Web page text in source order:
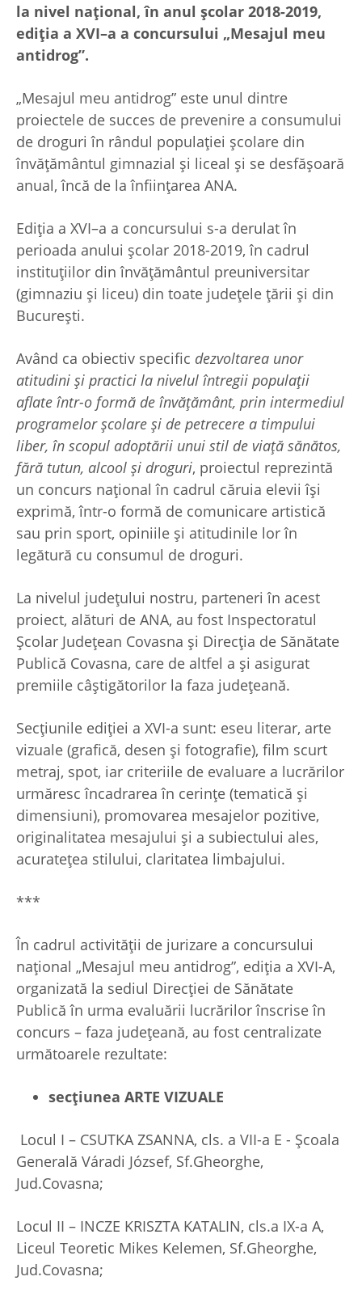
la nivel naţional, în anul școlar 2018-2019,
ediţia a XVI–a a concursului „Mesajul meu
antidrog”.
„Mesajul meu antidrog” este unul dintre
proiectele de succes de prevenire a consumului
de droguri în rândul populaţiei şcolare din
învăţământul gimnazial şi liceal şi se desfăşoară
anual, încă de la înfiinţarea ANA.
Ediţia a XVI–a a concursului s-a derulat în
perioada anului școlar 2018-2019, în cadrul
instituţiilor din învăţământul preuniversitar
(gimnaziu şi liceu) din toate judeţele ţării şi din
Bucureşti.
Având ca obiectiv specific dezvoltarea unor
atitudini şi practici la nivelul întregii populaţii
aflate într-o formă de învăţământ, prin intermediul
programelor şcolare şi de petrecere a timpului
liber, în scopul adoptării unui stil de viaţă sănătos,
fără tutun, alcool şi droguri, proiectul reprezintă
un concurs naţional în cadrul căruia elevii îşi
exprimă, într-o formă de comunicare artistică
sau prin sport, opiniile şi atitudinile lor în
legătură cu consumul de droguri.
La nivelul județului nostru, parteneri în acest
proiect, alături de ANA, au fost Inspectoratul
Școlar Județean Covasna și Direcția de Sănătate
Publică Covasna, care de altfel a și asigurat
premiile câștigătorilor la faza județeană.
Secţiunile ediţiei a XVI-a sunt: eseu literar, arte
vizuale (grafică, desen şi fotografie), film scurt
metraj, spot, iar criteriile de evaluare a lucrărilor
urmăresc încadrarea în cerinţe (tematică şi
dimensiuni), promovarea mesajelor pozitive,
originalitatea mesajului şi a subiectului ales,
acurateţea stilului, claritatea limbajului.
***
În cadrul activității de jurizare a concursului
național „Mesajul meu antidrog”, ediția a XVI-A,
organizată la sediul Direcției de Sănătate
Publică în urma evaluării lucrărilor înscrise în
concurs – faza județeană, au fost centralizate
următoarele rezultate:
secțiunea ARTE VIZUALE
Locul I – CSUTKA ZSANNA, cls. a VII-a E - Școala
Generală Váradi József, Sf.Gheorghe,
Jud.Covasna;
Locul II – INCZE KRISZTA KATALIN, cls.a IX-a A,
Liceul Teoretic Mikes Kelemen, Sf.Gheorghe,
Jud.Covasna;